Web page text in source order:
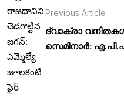
Previous Article
ദ്വാക്രാ
സെമിനാർ: